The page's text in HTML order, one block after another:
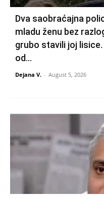
Dva saobraćajna
mladu ženu bez
grubo stavili joj
od...
Dejana V. - August 5, 2026